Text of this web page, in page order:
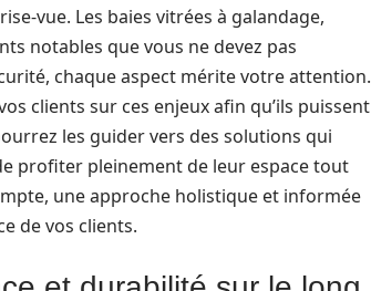
vue. Les baies vitrées à galandage,
notables que vous ne devez pas
chaque aspect mérite votre attention.
clients sur ces enjeux afin qu’ils puissent
les guider vers des solutions qui
profiter pleinement de leur espace tout
une approche holistique et informée
de vos clients.